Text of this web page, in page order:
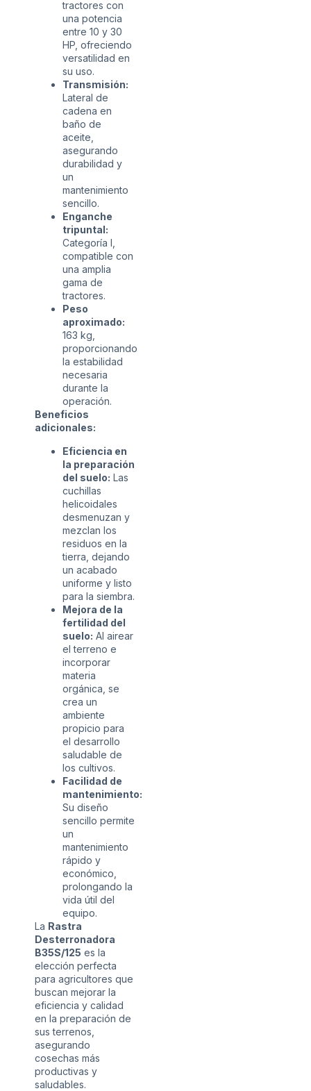
tractores con
una potencia
entre 10 y 30
HP, ofreciendo
versatilidad en
su uso.
Transmisión:
Lateral de
cadena en
baño de
aceite,
asegurando
durabilidad y
un
mantenimiento
sencillo.
Enganche
tripuntal:
Categoría I,
compatible con
una amplia
gama de
tractores.
Peso
aproximado:
163 kg,
proporcionando
la estabilidad
necesaria
durante la
operación.
Beneficios
adicionales:
Eficiencia en
la preparación
del suelo: Las
cuchillas
helicoidales
desmenuzan y
mezclan los
residuos en la
tierra, dejando
un acabado
uniforme y listo
para la siembra.
Mejora de la
fertilidad del
suelo: Al airear
el terreno e
incorporar
materia
orgánica, se
crea un
ambiente
propicio para
el desarrollo
saludable de
los cultivos.
Facilidad de
mantenimiento:
Su diseño
sencillo permite
un
mantenimiento
rápido y
económico,
prolongando la
vida útil del
equipo.
La Rastra
Desterronadora
B35S/125 es la
elección perfecta
para agricultores que
buscan mejorar la
eficiencia y calidad
en la preparación de
sus terrenos,
asegurando
cosechas más
productivas y
saludables.